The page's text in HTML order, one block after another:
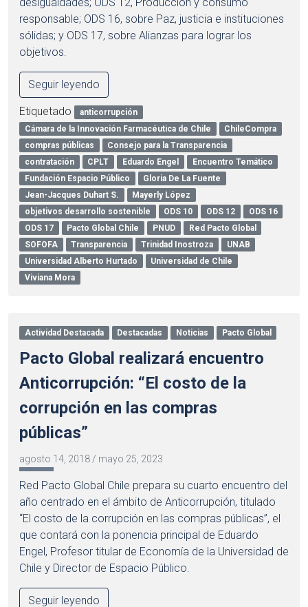
responsable; ODS 16, sobre Paz, justicia e instituciones
sólidas; y ODS 17, sobre Alianzas para lograr los
objetivos.
Seguir leyendo
Etiquetado
anticorrupción
Cámara de la Innovación Farmacéutica de Chile
ChileCompra
compras públicas
Consejo para la Transparencia
contratación
CPLT Eduardo Engel
Encuentro Temático
Fundación Espacio Público
Gloria De La Fuente
Jean-Jacques Duhart S.
Mayerly López
objetivos desarrollo sostenible
ODS 10 ODS 12
ODS 16
ODS 17
Pacto Global Chile PNUD
Red Pacto Global
SOFOFA
Transparencia Trinidad Inostroza
UNAB
Universidad Alberto Hurtado
Universidad de Chile
Viviana Mora
Actividad Destacada Destacadas Noticias Pacto Global
Pacto Global realizará encuentro
Anticorrupción: “El costo de la
corrupción en las compras
públicas”
agosto 14, 2018 / mayo 25, 2023
Red Pacto Global Chile prepara su cuarto encuentro del
año centrado en el ámbito de Anticorrupción, titulado
“El costo de la corrupción en las compras públicas”, el
que contará con la ponencia principal de Eduardo
Engel, Profesor titular de Economía de la Universidad de
Chile y Director de Espacio Público.
Seguir leyendo